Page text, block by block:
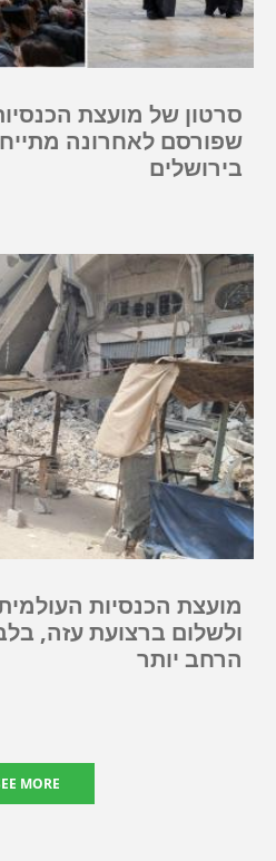
סרטון של מועצת
שפורסם לאחרונה
בירושלים
מועצת הכנסיות
ולשלום ברצועת עזה,
הרחב יותר
MORE